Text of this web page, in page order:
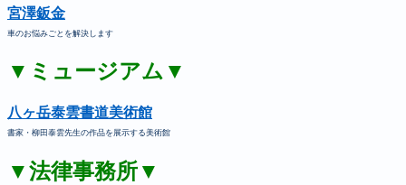
宮澤鈑金
車のお悩みごとを解決します
▼ミュージアム▼
八ヶ岳泰雲書道美術館
書家・柳田泰雲先生の作品を展示する美術館
▼法律事務所▼